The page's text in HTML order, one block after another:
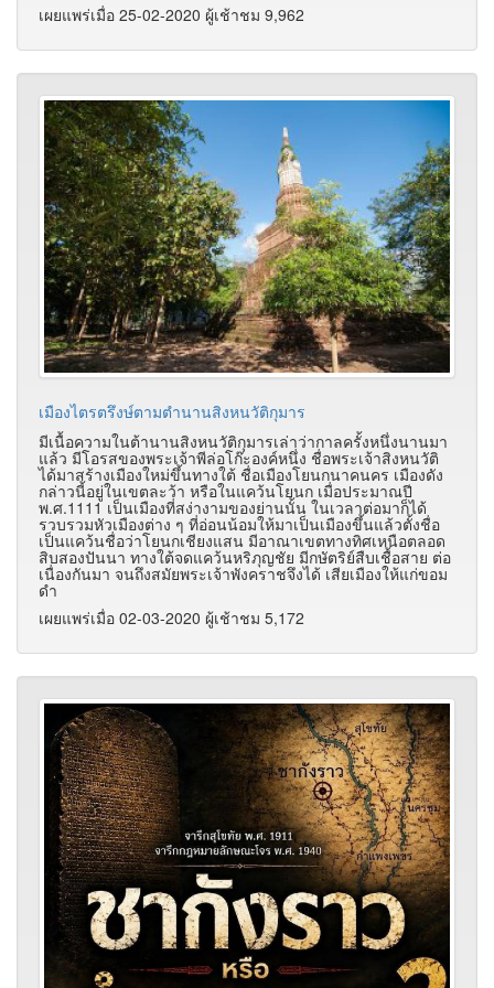
เผยแพร่เมื่อ 25-02-2020 ผู้เช้าชม 9,962
เมืองไตรตรึงษ์ตามตำนานสิงหนวัติกุมาร
มีเนื้อความในต้านานสิงหนวัติกุมารเล่าว่ากาลครั้งหนึ่งนานมา
แล้ว มีโอรสของพระเจ้าพีล่อโก๊ะองค์หนึ่ง ชื่อพระเจ้าสิงหนวัติ
ได้มาสร้างเมืองใหม่ขึ้นทางใต้ ชื่อเมืองโยนกนาคนคร เมืองดัง
กล่าวนี้อยู่ในเขตละว้า หรือในแคว้นโยนก เมื่อประมาณปี
พ.ศ.1111 เป็นเมืองที่สง่างามของย่านนั้น ในเวลาต่อมาก็ได้
รวบรวมหัวเมืองต่าง ๆ ที่อ่อนน้อมให้มาเป็นเมืองขึ้นแล้วตั้งชื่อ
เป็นแคว้นชื่อว่าโยนกเชียงแสน มีอาณาเขตทางทิศเหนือตลอด
สิบสองปันนา ทางใต้จดแคว้นหริภุญชัย มีกษัตริย์สืบเชื้อสาย ต่อ
เนื่องกันมา จนถึงสมัยพระเจ้าพังคราชจึงได้ เสียเมืองให้แก่ขอม
ดำ
เผยแพร่เมื่อ 02-03-2020 ผู้เช้าชม 5,172